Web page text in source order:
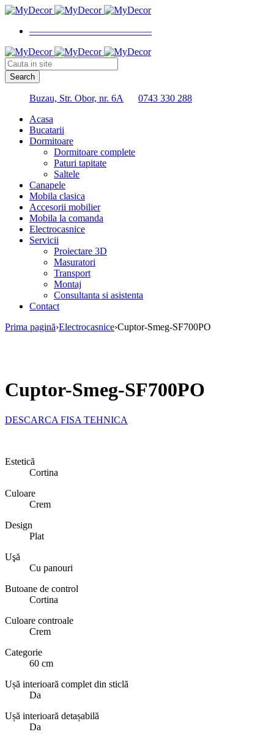
————————————–
Buzau, Str. Obor, nr. 6A
0743 330 288
Acasa
Bucatarii
Dormitoare
Dormitoare complete
Paturi tapitate
Saltele
Canapele
Mobila clasica
Accesorii mobilier
Mobila la comanda
Electrocasnice
Servicii
Proiectare 3D
Masuratori
Transport
Montaj
Consultanta si asistenta
Contact
Prima pagină›Electrocasnice›Cuptor-Smeg-SF700PO
Cuptor-Smeg-SF700PO
DESCARCA FISA TEHNICA
Estetică
Cortina
Culoare
Crem
Design
Plat
Uşă
Cu panouri
Butoane de control
Cortina
Culoare controale
Crem
Categorie
60 cm
Ușă interioară complet din sticlă
Da
Ușă interioară detașabilă
Da